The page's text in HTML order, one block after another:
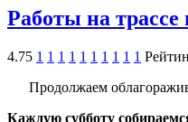
Работы на
4.75 1 1 1 1 1 1 1 1 1 1
Продолжаем
Каждую субботу